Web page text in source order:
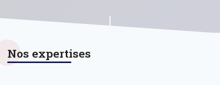
Nos expertises